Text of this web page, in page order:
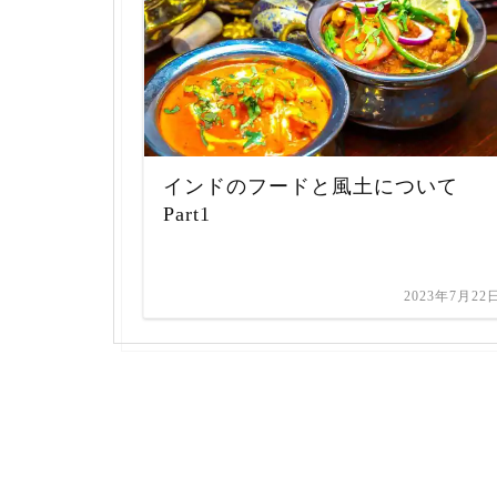
インドのフードと風土について
Part1
2023年7月22